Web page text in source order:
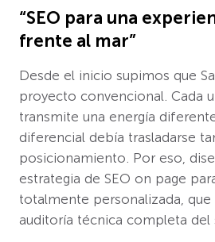
“SEO para una
frente al mar”
Desde el inicio supimos que
proyecto convencional. Cada
transmite una energía
diferencial debía trasladarse
posicionamiento. Por eso,
estrategia de SEO on page
totalmente personalizada,
auditoría técnica completa del